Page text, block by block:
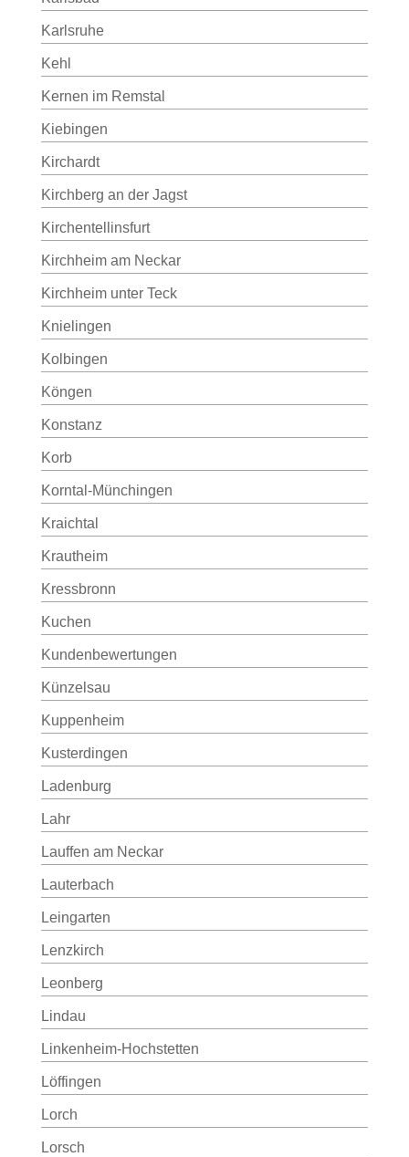
Karlsruhe
Kehl
Kernen im Remstal
Kiebingen
Kirchardt
Kirchberg an der Jagst
Kirchentellinsfurt
Kirchheim am Neckar
Kirchheim unter Teck
Knielingen
Kolbingen
Köngen
Konstanz
Korb
Korntal-Münchingen
Kraichtal
Krautheim
Kressbronn
Kuchen
Kundenbewertungen
Künzelsau
Kuppenheim
Kusterdingen
Ladenburg
Lahr
Lauffen am Neckar
Lauterbach
Leingarten
Lenzkirch
Leonberg
Lindau
Linkenheim-Hochstetten
Löffingen
Lorch
Lorsch